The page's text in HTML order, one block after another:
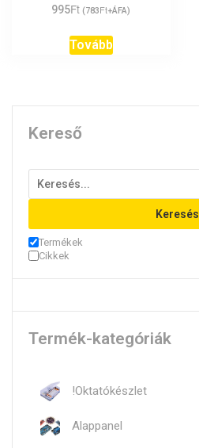
995Ft (783Ft+ÁFA)
Tovább
Kereső
Keresés
Termékek
Cikkek
Termék-kategóriák
!Oktatókészlet
Alappanel